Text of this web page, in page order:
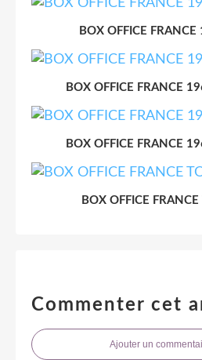
BOX OFFICE
BOX OFFICE FRANCE
BOX OFFICE FRANCE
BOX OFFICE
Commenter cet
Ajouter un